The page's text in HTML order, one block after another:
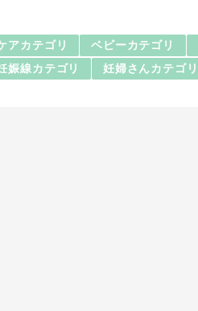
アカテゴリ ベビーカテゴリ
娠線カテゴリ 妊婦さんカテゴリ